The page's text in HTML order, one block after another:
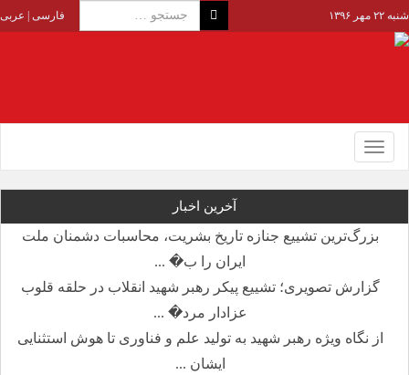
شنبه ۲۲ مهر ۱۳۹۶ فارسی عربی
Toggle
navigation
آخرین اخبار
بزرگ‌ترین تشییع جنازه تاریخ بشریت، محاسبات دشمنان ملت
ایران را ب� ...
گزارش تصویری؛ تشییع پیکر رهبر شهید انقلاب در حلقه قلوب
عزادار مرد� ...
از نگاه ویژه رهبر شهید به تولید علم و فناوری تا هوش استثنایی
ایشان ...